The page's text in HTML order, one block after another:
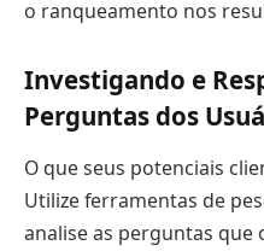
o ranqueamento nos
Investigando e
Perguntas dos
O que seus potenciais
Utilize ferramentas de
analise as perguntas que